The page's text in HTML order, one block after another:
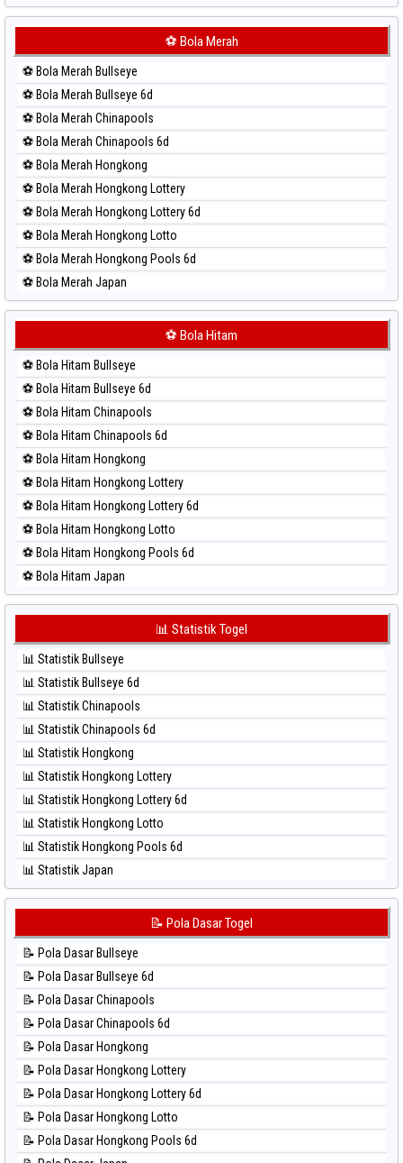
Paito Harian Sydney Lottery
Paito Harian Sydney Lottery 6d
Paito Harian Sydney Lotto
Paito Harian Sydney Pools 6d
Paito Harian Taipei
Paito Harian Taiwan
⚽ Bola Merah
⚽ Bola Merah Bullseye
⚽ Bola Merah Bullseye 6d
⚽ Bola Merah Chinapools
⚽ Bola Merah Chinapools 6d
⚽ Bola Merah Hongkong
⚽ Bola Merah Hongkong Lottery
⚽ Bola Merah Hongkong Lottery 6d
⚽ Bola Merah Hongkong Lotto
⚽ Bola Merah Hongkong Pools 6d
⚽ Bola Merah Japan
⚽ Bola Merah Japan 6d
⚽ Bola Merah Kuda Lari
⚽ Bola Merah Magnum Cambodia
⚽ Bola Merah Nagoya
⚽ Bola Merah North Carolina Day
⚽ Bola Merah Pcso
⚽ Bola Merah Sao Paulo
⚽ Bola Merah Singapore
⚽ Bola Merah Sydney
⚽ Bola Merah Sydney Lottery
⚽ Bola Merah Sydney Lottery 6d
⚽ Bola Merah Sydney Lotto
⚽ Bola Merah Taiwan
⚽ Bola Hitam
⚽ Bola Hitam Bullseye
⚽ Bola Hitam Bullseye 6d
⚽ Bola Hitam Chinapools
⚽ Bola Hitam Chinapools 6d
⚽ Bola Hitam Hongkong
⚽ Bola Hitam Hongkong Lottery
⚽ Bola Hitam Hongkong Lottery 6d
⚽ Bola Hitam Hongkong Lotto
⚽ Bola Hitam Hongkong Pools 6d
⚽ Bola Hitam Japan
⚽ Bola Hitam Japan 6d
⚽ Bola Hitam Kuda Lari
⚽ Bola Hitam Magnum Cambodia
⚽ Bola Hitam Nagoya
⚽ Bola Hitam North Carolina Day
⚽ Bola Hitam Pcso
⚽ Bola Hitam Sao Paulo
⚽ Bola Hitam Singapore
⚽ Bola Hitam Sydney
⚽ Bola Hitam Sydney Lottery
⚽ Bola Hitam Sydney Lottery 6d
⚽ Bola Hitam Sydney Lotto
⚽ Bola Hitam Taiwan
📊 Statistik Togel
📊 Statistik Bullseye
📊 Statistik Bullseye 6d
📊 Statistik Chinapools
📊 Statistik Chinapools 6d
📊 Statistik Hongkong
📊 Statistik Hongkong Lottery
📊 Statistik Hongkong Lottery 6d
📊 Statistik Hongkong Lotto
📊 Statistik Hongkong Pools 6d
📊 Statistik Japan
📊 Statistik Japan 6d
📊 Statistik Kuda Lari
📊 Statistik Magnum Cambodia
📊 Statistik Nagoya
📊 Statistik New York Midday
📊 Statistik North Carolina Day
📊 Statistik Pcso
📊 Statistik Pennsylvania Day
📊 Statistik Sao Paulo
📊 Statistik Singapore
📊 Statistik Sydney
📝 Pola Dasar Togel
📝 Pola Dasar Bullseye
📝 Pola Dasar Bullseye 6d
📝 Pola Dasar Chinapools
📝 Pola Dasar Chinapools 6d
📝 Pola Dasar Hongkong
📝 Pola Dasar Hongkong Lottery
📝 Pola Dasar Hongkong Lottery 6d
📝 Pola Dasar Hongkong Lotto
📝 Pola Dasar Hongkong Pools 6d